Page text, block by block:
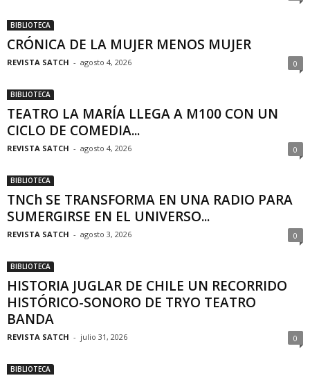
BIBLIOTECA
CRÓNICA DE LA MUJER MENOS MUJER
REVISTA SATCH - agosto 4, 2026 0
BIBLIOTECA
TEATRO LA MARÍA LLEGA A M100 CON UN
CICLO DE COMEDIA...
REVISTA SATCH - agosto 4, 2026 0
BIBLIOTECA
TNCh SE TRANSFORMA EN UNA RADIO PARA
SUMERGIRSE EN EL UNIVERSO...
REVISTA SATCH - agosto 3, 2026 0
BIBLIOTECA
HISTORIA JUGLAR DE CHILE UN RECORRIDO
HISTÓRICO-SONORO DE TRYO TEATRO
BANDA
REVISTA SATCH - julio 31, 2026 0
BIBLIOTECA